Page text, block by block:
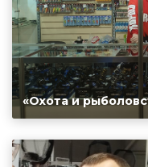
«Охота и